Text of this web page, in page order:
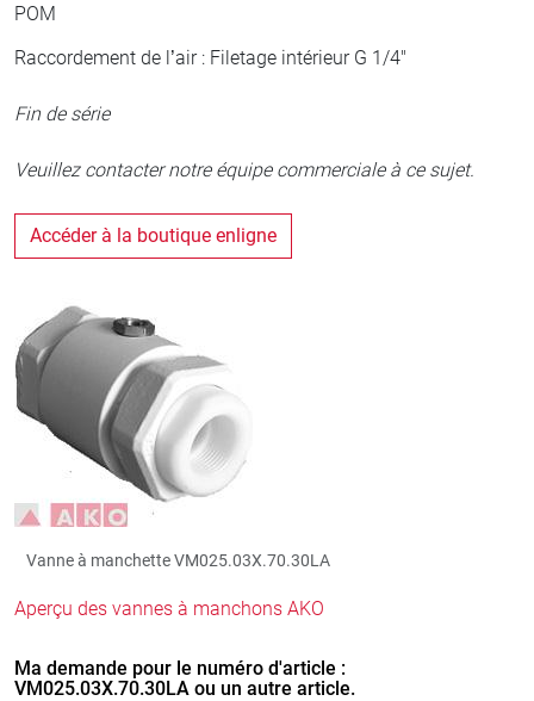
POM
Raccordement de l’air : Filetage intérieur G 1/4"
Fin de série
Veuillez contacter notre équipe commerciale à ce sujet.
Accéder à la boutique enligne
Vanne à manchette VM025.03X.70.30LA
Aperçu des vannes à manchons AKO
Ma demande pour le numéro d'article :
VM025.03X.70.30LA ou un autre article.